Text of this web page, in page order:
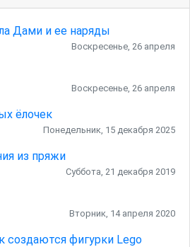
Дами и ее наряды
Воскресенье, 26 апреля
Воскресенье, 26 апреля
ёлочек
Понедельник, 15 декабря 2025
из пряжи
Суббота, 21 декабря 2019
Вторник, 14 апреля 2020
создаются фигурки Lego